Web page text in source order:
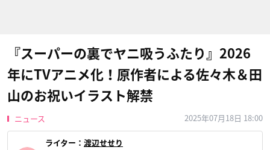
『スーパーの裏でヤニ吸うふたり』2026
年にTVアニメ化！原作者による佐々木＆田
山のお祝いイラスト解禁
ニュース 2025年07月18日 18:00
ライター： 渡辺せせり